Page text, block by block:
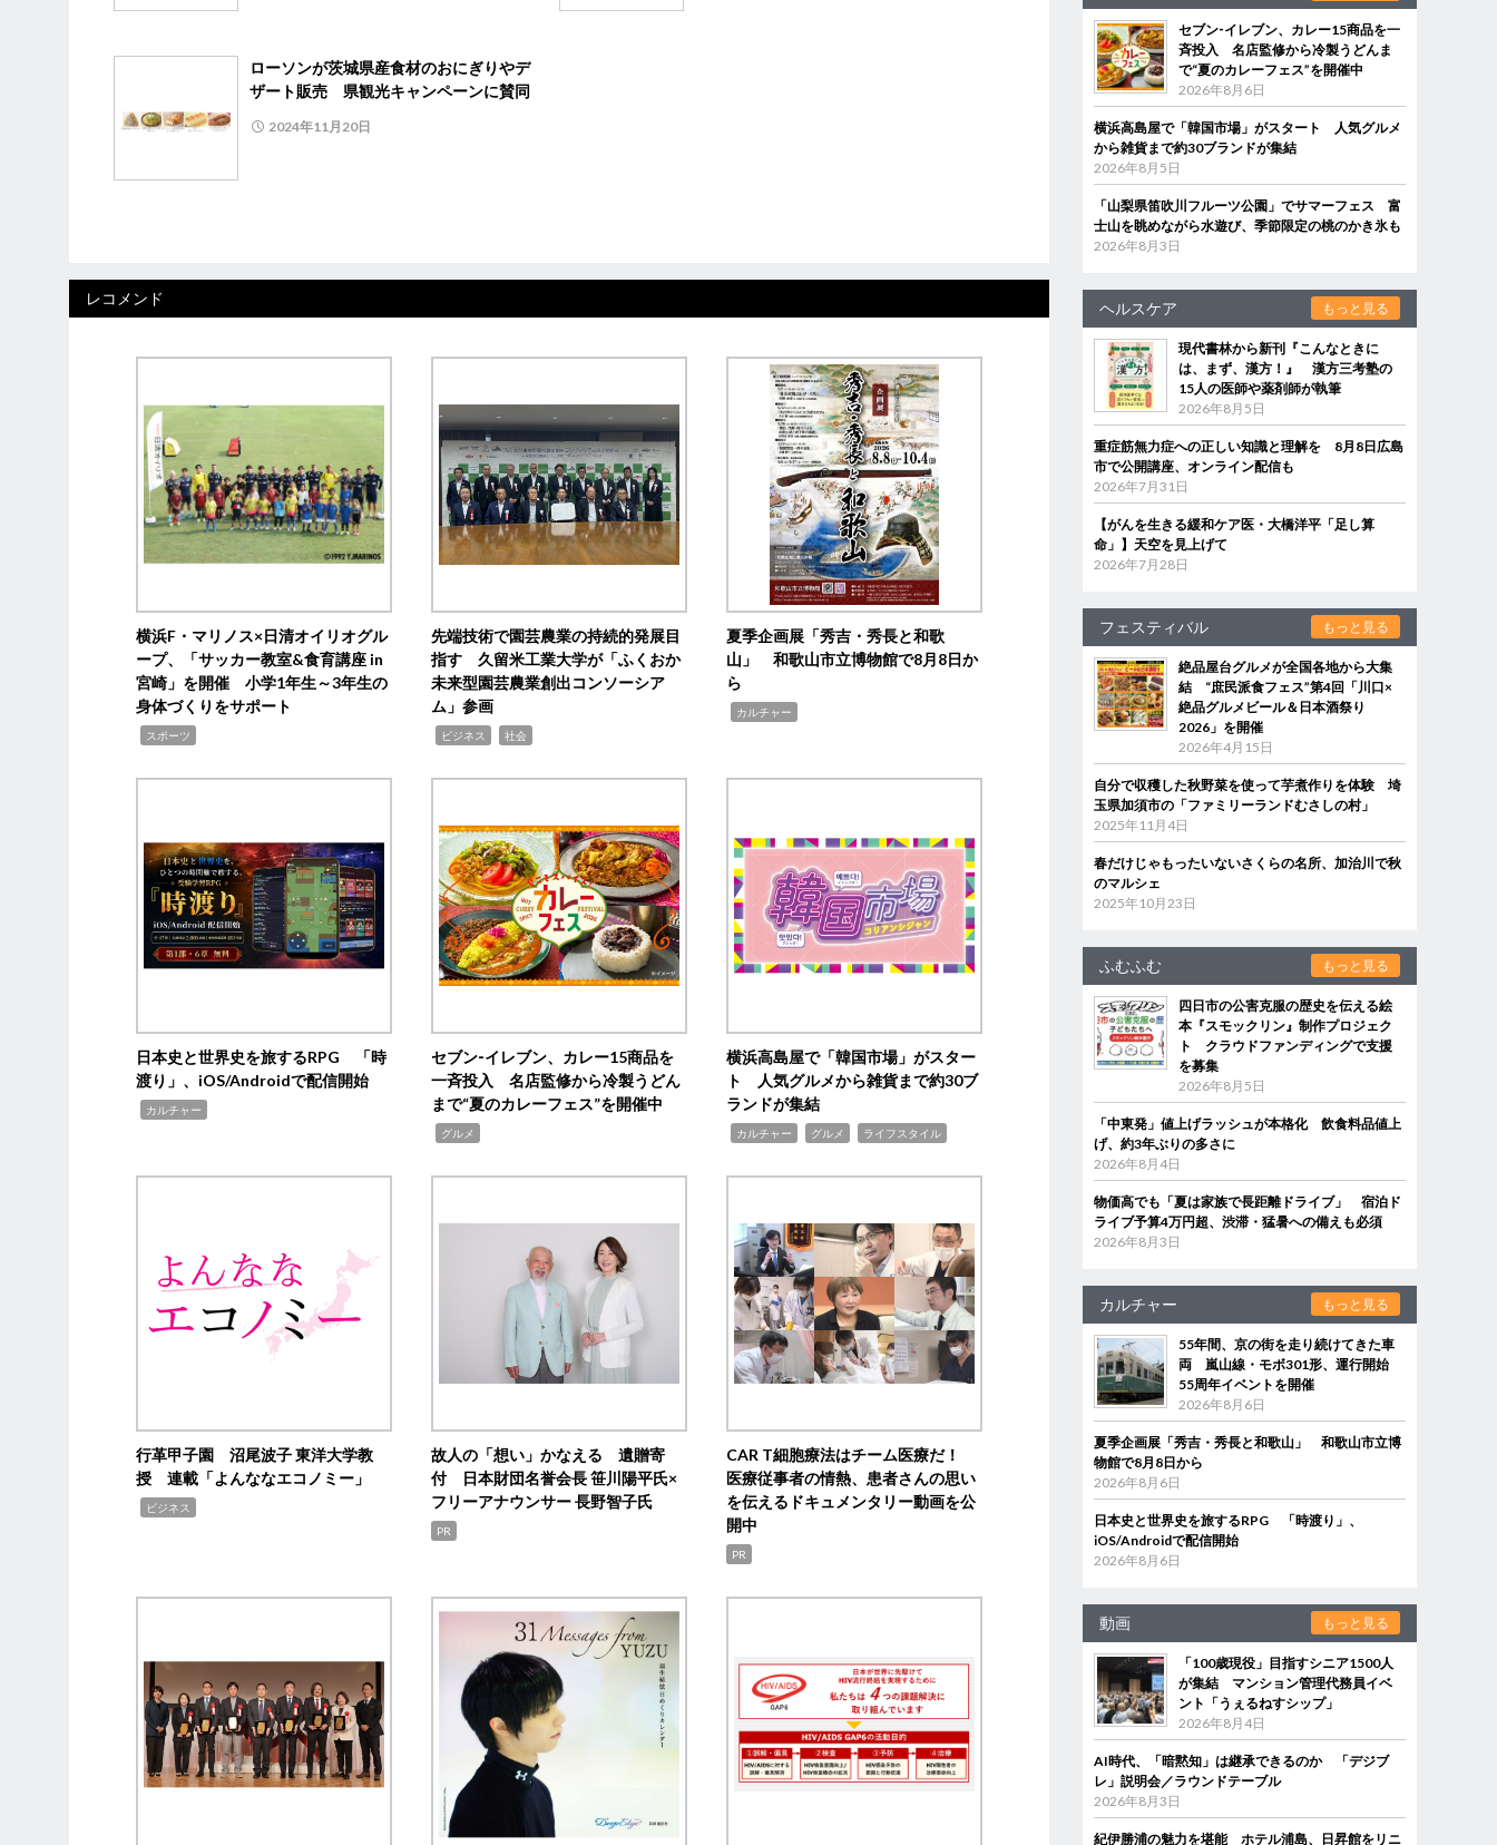
ローソンが茨城県産食材のおにぎりやデ
ザート販売 県観光キャンペーンに賛同
2024年11月20日
レコメンド
横浜F・マリノス×日清オイリオグル
ープ、「サッカー教室&食育講座 in
宮崎」を開催 小学1年生～3年生の
身体づくりをサポート
スポーツ
先端技術で園芸農業の持続的発展目
指す 久留米工業大学が「ふくおか
未来型園芸農業創出コンソーシア
ム」参画
ビジネス 社会
夏季企画展「秀吉・秀長と和歌
山」 和歌山市立博物館で8月8日か
ら
カルチャー
日本史と世界史を旅するRPG 「時
渡り」、iOS/Androidで配信開始
カルチャー
セブン‐イレブン、カレー15商品を
一斉投入 名店監修から冷製うどん
まで“夏のカレーフェス”を開催中
グルメ
横浜高島屋で「韓国市場」がスター
ト 人気グルメから雑貨まで約30ブ
ランドが集結
カルチャー グルメ ライフスタイル
行革甲子園 沼尾波子 東洋大学教
授 連載「よんななエコノミー」
ビジネス
故人の「想い」かなえる 遺贈寄
付 日本財団名誉会長 笹川陽平氏×
フリーアナウンサー 長野智子氏
PR
CAR T細胞療法はチーム医療だ！
医療従事者の情熱、患者さんの思い
を伝えるドキュメンタリー動画を公
開中
PR
セブン‐イレブン、カレー15商品を一
斉投入 名店監修から冷製うどんま
で“夏のカレーフェス”を開催中
2026年8月6日
横浜高島屋で「韓国市場」がスタート 人気グルメ
から雑貨まで約30ブランドが集結
2026年8月5日
「山梨県笛吹川フルーツ公園」でサマーフェス 富
士山を眺めながら水遊び、季節限定の桃のかき氷も
2026年8月3日
ヘルスケア もっと見る
現代書林から新刊『こんなときに
は、まず、漢方！』 漢方三考塾の
15人の医師や薬剤師が執筆
2026年8月5日
重症筋無力症への正しい知識と理解を 8月8日広島
市で公開講座、オンライン配信も
2026年7月31日
【がんを生きる緩和ケア医・大橋洋平「足し算
命」】天空を見上げて
2026年7月28日
フェスティバル もっと見る
絶品屋台グルメが全国各地から大集
結 “庶民派食フェス”第4回「川口×
絶品グルメビール＆日本酒祭り
2026」を開催
2026年4月15日
自分で収穫した秋野菜を使って芋煮作りを体験 埼
玉県加須市の「ファミリーランドむさしの村」
2025年11月4日
春だけじゃもったいないさくらの名所、加治川で秋
のマルシェ
2025年10月23日
ふむふむ もっと見る
四日市の公害克服の歴史を伝える絵
本『スモックリン』制作プロジェク
ト クラウドファンディングで支援
を募集
2026年8月5日
「中東発」値上げラッシュが本格化 飲食料品値上
げ、約3年ぶりの多さに
2026年8月4日
物価高でも「夏は家族で長距離ドライブ」 宿泊ド
ライブ予算4万円超、渋滞・猛暑への備えも必須
2026年8月3日
カルチャー もっと見る
55年間、京の街を走り続けてきた車
両 嵐山線・モボ301形、運行開始
55周年イベントを開催
2026年8月6日
夏季企画展「秀吉・秀長と和歌山」 和歌山市立博
物館で8月8日から
2026年8月6日
日本史と世界史を旅するRPG 「時渡り」、
iOS/Androidで配信開始
2026年8月6日
動画 もっと見る
「100歳現役」目指すシニア1500人
が集結 マンション管理代務員イベ
ント「うぇるねすシップ」
2026年8月4日
AI時代、「暗黙知」は継承できるのか 「デジブ
レ」説明会／ラウンドテーブル
2026年8月3日
紀伊勝浦の魅力を堪能 ホテル浦島、日昇館をリニ